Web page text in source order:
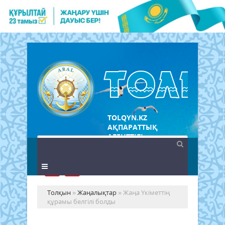
TOLQYN.KZ
АҚПАРАТТЫҚ
АГЕНТТІГІ
Толқын »Жаңалықтар » Жаңа Үкіметтің
құрамы белгілі болды